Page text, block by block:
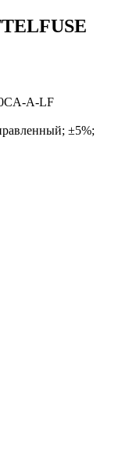
A-LF
±5%;